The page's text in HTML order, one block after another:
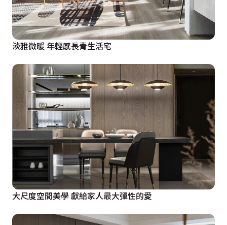
淡雅微暖 年輕感長青生活宅
大尺度空間美學 獻給家人最大彈性的愛